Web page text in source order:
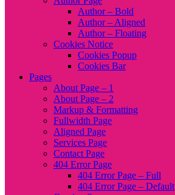
Author – Bold
Author – Aligned
Author – Floating
Cookies Notice
Cookies Popup
Cookies Bar
Pages
About Page – 1
About Page – 2
Markup & Formatting
Fullwidth Page
Aligned Page
Services Page
Contact Page
404 Error Page
404 Error Page – Full
404 Error Page – Default